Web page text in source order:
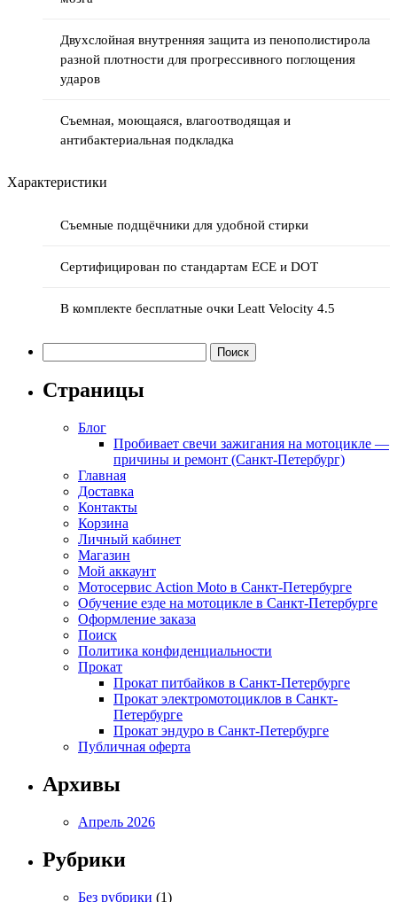
Двухслойная внутренняя защита из пенополистирола
разной плотности для прогрессивного поглощения
ударов
Съемная, моющаяся, влагоотводящая и
антибактериальная подкладка
Характеристики
Съемные подщёчники для удобной стирки
Сертифицирован по стандартам ECE и DOT
В комплекте бесплатные очки Leatt Velocity 4.5
Страницы
Блог
Пробивает свечи зажигания на мотоцикле —
причины и ремонт (Санкт-Петербург)
Главная
Доставка
Контакты
Корзина
Личный кабинет
Магазин
Мой аккаунт
Мотосервис Action Moto в Санкт-Петербурге
Обучение езде на мотоцикле в Санкт-Петербурге
Оформление заказа
Поиск
Политика конфиденциальности
Прокат
Прокат питбайков в Санкт-Петербурге
Прокат электромотоциклов в Санкт-
Петербурге
Прокат эндуро в Санкт-Петербурге
Публичная оферта
Архивы
Апрель 2026
Рубрики
Без рубрики (1)